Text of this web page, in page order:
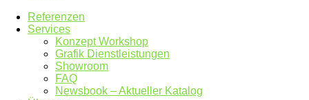
Referenzen
Services
Konzept Workshop
Grafik Dienstleistungen
Showroom
FAQ
Newsbook – Aktueller Katalog